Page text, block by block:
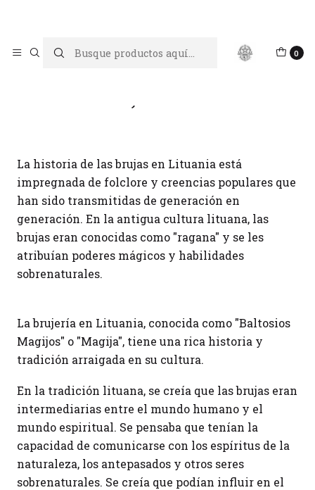
0
Inicio Blog Las brujas de Lituania
La historia de las brujas en Lituania está
impregnada de folclore y creencias populares que
han sido transmitidas de generación en
generación. En la antigua cultura lituana, las
brujas eran conocidas como "ragana" y se les
atribuían poderes mágicos y habilidades
sobrenaturales.
La brujería en Lituania, conocida como "Baltosios
Magijos" o "Magija", tiene una rica historia y
tradición arraigada en su cultura.
En la tradición lituana, se creía que las brujas eran
intermediarias entre el mundo humano y el
mundo espiritual. Se pensaba que tenían la
capacidad de comunicarse con los espíritus de la
naturaleza, los antepasados y otros seres
sobrenaturales. Se creía que podían influir en el